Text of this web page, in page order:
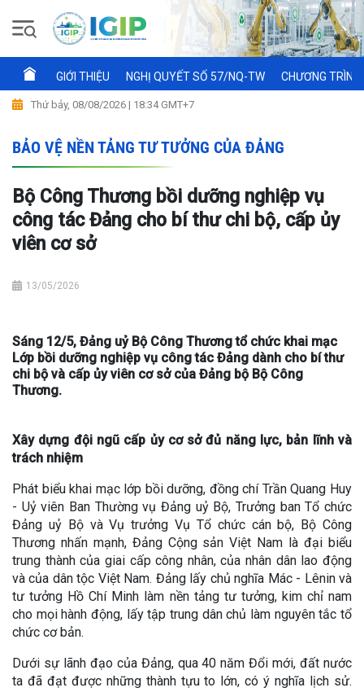
GIỚI THIỆU NGHỊ QUYẾT SỐ 57/NQ-TW CHƯƠNG
Thứ bảy, 08/08/2026 | 18:34 GMT+7
BẢO VỆ NỀN TẢNG TƯ TƯỞNG CỦA ĐẢNG
Bộ Công Thương bồi dưỡng nghiệp vụ
công tác Đảng cho bí thư chi bộ, cấp ủy
viên cơ sở
13/05/2026
Sáng 12/5, Đảng uỷ Bộ Công Thương tổ chức khai mạc
Lớp bồi dưỡng nghiệp vụ công tác Đảng dành cho bí thư
chi bộ và cấp ủy viên cơ sở của Đảng bộ Bộ Công
Thương.
Xây dựng đội ngũ cấp ủy cơ sở đủ năng lực, bản lĩnh và
trách nhiệm
Phát biểu khai mạc lớp bồi dưỡng, đồng chí Trần Quang Huy
- Uỷ viên Ban Thường vụ Đảng uỷ Bộ, Trưởng ban Tổ chức
Đảng uỷ Bộ và Vụ trưởng Vụ Tổ chức cán bộ, Bộ Công
Thương nhấn mạnh, Đảng Cộng sản Việt Nam là đại biểu
trung thành của giai cấp công nhân, của nhân dân lao động
và của dân tộc Việt Nam. Đảng lấy chủ nghĩa Mác - Lênin và
tư tưởng Hồ Chí Minh làm nền tảng tư tưởng, kim chỉ nam
cho mọi hành động, lấy tập trung dân chủ làm nguyên tắc tổ
chức cơ bản.
Dưới sự lãnh đạo của Đảng, qua 40 năm Đổi mới, đất nước
ta đã đạt được những thành tựu to lớn, có ý nghĩa lịch sử.